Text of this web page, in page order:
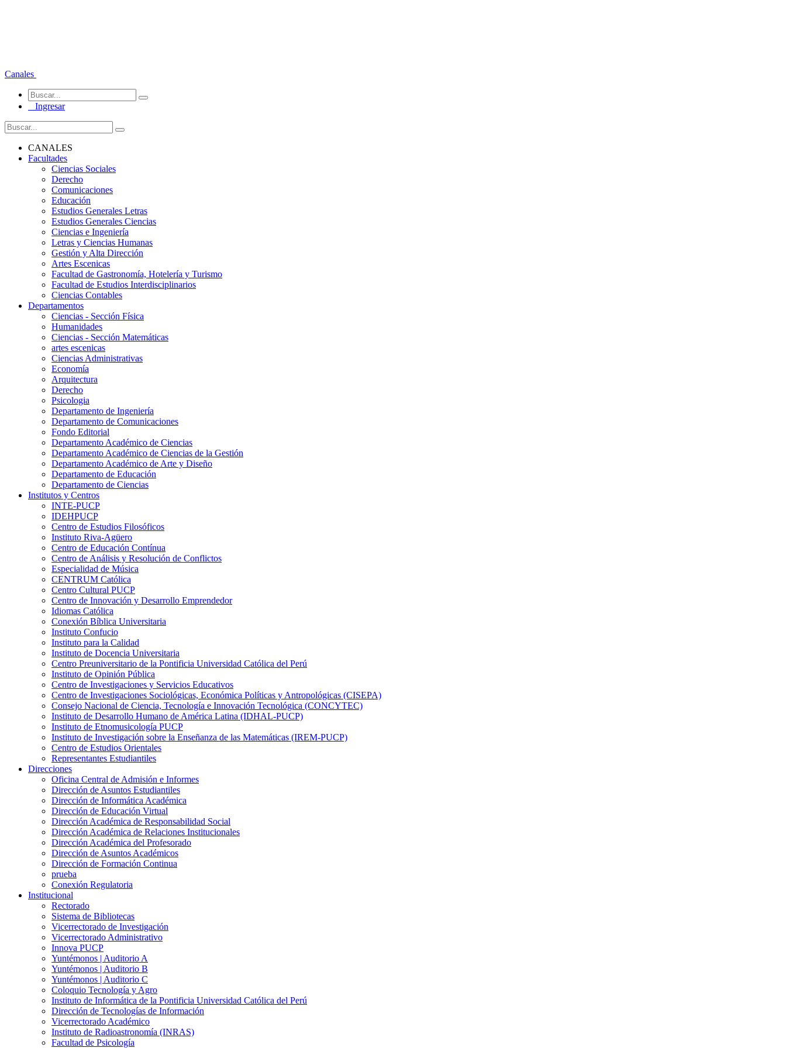
Canales
Ingresar
CANALES
Facultades
Ciencias Sociales
Derecho
Comunicaciones
Educación
Estudios Generales Letras
Estudios Generales Ciencias
Ciencias e Ingeniería
Letras y Ciencias Humanas
Gestión y Alta Dirección
Artes Escenicas
Facultad de Gastronomía, Hotelería y Turismo
Facultad de Estudios Interdisciplinarios
Ciencias Contables
Departamentos
Ciencias - Sección Física
Humanidades
Ciencias - Sección Matemáticas
artes escenicas
Ciencias Administrativas
Economía
Arquitectura
Derecho
Psicologia
Departamento de Ingeniería
Departamento de Comunicaciones
Fondo Editorial
Departamento Académico de Ciencias
Departamento Académico de Ciencias de la Gestión
Departamento Académico de Arte y Diseño
Departamento de Educación
Departamento de Ciencias
Institutos y Centros
INTE-PUCP
IDEHPUCP
Centro de Estudios Filosóficos
Instituto Riva-Agüero
Centro de Educación Contínua
Centro de Análisis y Resolución de Conflictos
Especialidad de Música
CENTRUM Católica
Centro Cultural PUCP
Centro de Innovación y Desarrollo Emprendedor
Idiomas Católica
Conexión Bíblica Universitaria
Instituto Confucio
Instituto para la Calidad
Instituto de Docencia Universitaria
Centro Preuniversitario de la Pontificia Universidad Católica del Perú
Instituto de Opinión Pública
Centro de Investigaciones y Servicios Educativos
Centro de Investigaciones Sociológicas, Económica Políticas y Antropológicas (CISEPA)
Consejo Nacional de Ciencia, Tecnología e Innovación Tecnológica (CONCYTEC)
Instituto de Desarrollo Humano de América Latina (IDHAL-PUCP)
Instituto de Etnomusicología PUCP
Instituto de Investigación sobre la Enseñanza de las Matemáticas (IREM-PUCP)
Centro de Estudios Orientales
Representantes Estudiantiles
Direcciones
Oficina Central de Admisión e Informes
Dirección de Asuntos Estudiantiles
Dirección de Informática Académica
Dirección de Educación Virtual
Dirección Académica de Responsabilidad Social
Dirección Académica de Relaciones Institucionales
Dirección Académica del Profesorado
Dirección de Asuntos Académicos
Dirección de Formación Continua
prueba
Conexión Regulatoria
Institucional
Rectorado
Sistema de Bibliotecas
Vicerrectorado de Investigación
Vicerrectorado Administrativo
Innova PUCP
Yuntémonos | Auditorio A
Yuntémonos | Auditorio B
Yuntémonos | Auditorio C
Coloquio Tecnología y Agro
Instituto de Informática de la Pontificia Universidad Católica del Perú
Dirección de Tecnologías de Información
Vicerrectorado Académico
Instituto de Radioastronomía (INRAS)
Facultad de Psicología